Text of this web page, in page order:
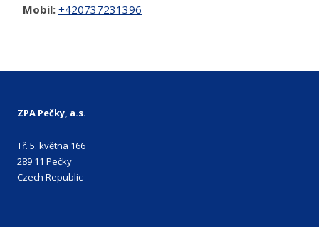
Mobil: +420737231396
ZPA Pečky, a.s.
Tř. 5. května 166
289 11 Pečky
Czech Republic